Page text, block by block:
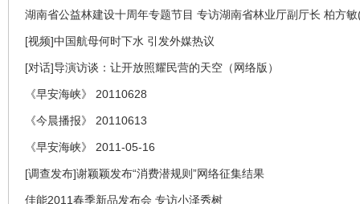
湖南省公益林建设十周年专题节目 专访湖南省林业厅副厅长 柏方
[视频]中国航母何时下水 引发外媒热议
[对话]导演访谈：让开放照耀民营的天空（网络版）
《早安海峡》 20110628
《今晨播报》 20110613
《早安海峡》 2011-05-16
[调查发布]谢颖颖发布“消费潜规则”网络征集结果
佳能2011春季新品发布会 专访小泽秀树